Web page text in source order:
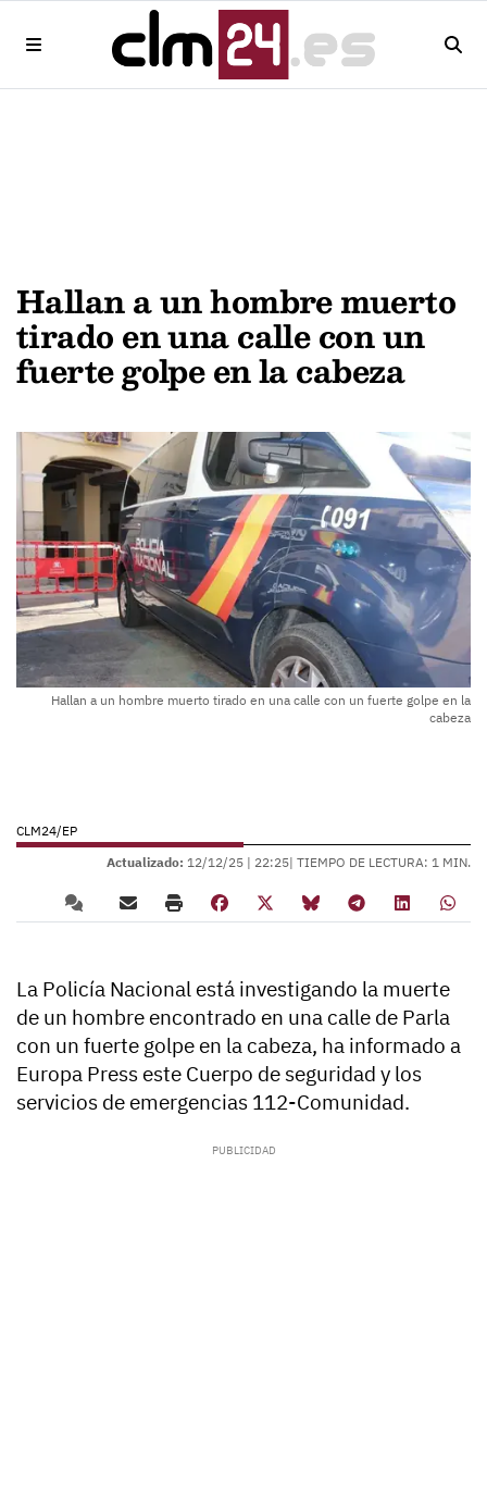
Hallan a un hombre muerto
tirado en una calle con un
fuerte golpe en la cabeza
Hallan a un hombre muerto tirado en una calle con un fuerte golpe en la
cabeza
CLM24/EP
Actualizado: 12/12/25 | 22:25| TIEMPO DE LECTURA: 1 MIN.
La Policía Nacional está investigando la muerte
de un hombre encontrado en una calle de Parla
con un fuerte golpe en la cabeza, ha informado a
Europa Press este Cuerpo de seguridad y los
servicios de emergencias 112-Comunidad.